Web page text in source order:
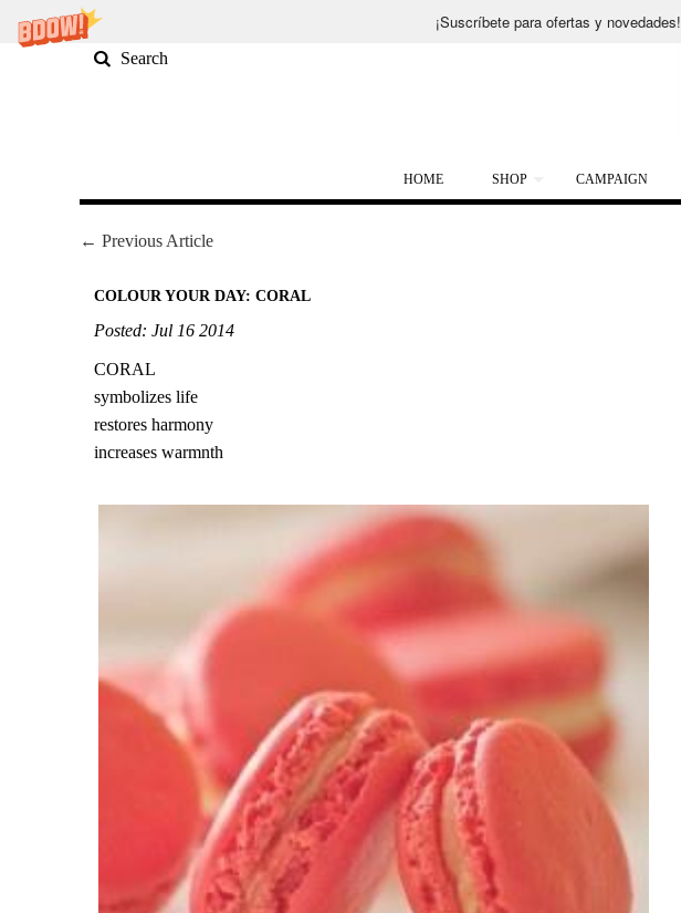
¡Suscríbete para ofertas y novedades!
HOME SHOP CAMPAIGN
← Previous Article
COLOUR YOUR DAY: CORAL
Posted: Jul 16 2014
CORAL
symbolizes life
restores harmony
increases warmnth